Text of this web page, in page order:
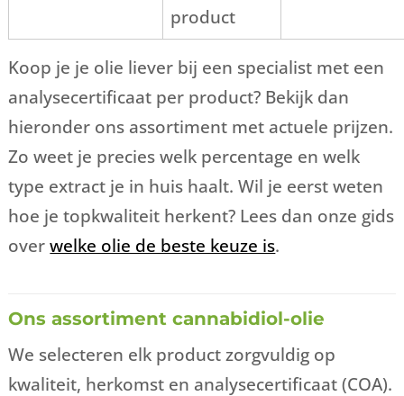
product
Koop je je olie liever bij een specialist met een
analysecertificaat per product? Bekijk dan
hieronder ons assortiment met actuele prijzen.
Zo weet je precies welk percentage en welk
type extract je in huis haalt. Wil je eerst weten
hoe je topkwaliteit herkent? Lees dan onze gids
overwelke olie de beste keuze is.
Ons assortiment cannabidiol-olie
We selecteren elk product zorgvuldig op
kwaliteit, herkomst en analysecertificaat (COA).